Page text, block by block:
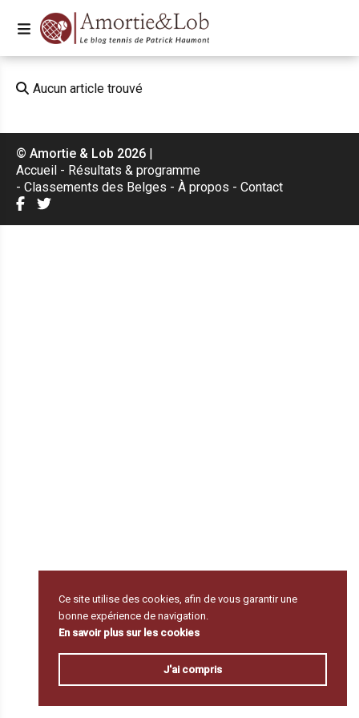
Aucun article trouvé
© Amortie & Lob 2026 |
Accueil
Résultats & programme
Classements des Belges
À propos Contact
Ce site utilise des cookies, afin de vous garantir une
bonne expérience de navigation.
En savoir plus sur les cookies
J'ai compris